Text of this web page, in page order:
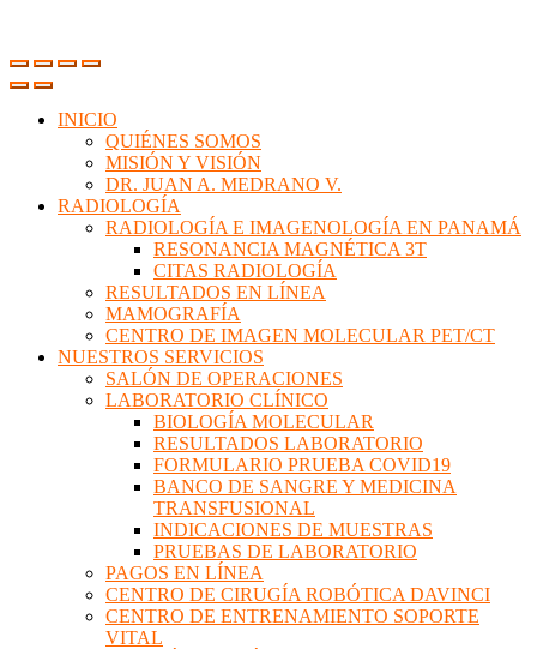
INICIO
QUIÉNES SOMOS
MISIÓN Y VISIÓN
DR. JUAN A. MEDRANO V.
RADIOLOGÍA
RADIOLOGÍA E IMAGENOLOGÍA EN PANAMÁ
RESONANCIA MAGNÉTICA 3T
CITAS RADIOLOGÍA
RESULTADOS EN LÍNEA
MAMOGRAFÍA
CENTRO DE IMAGEN MOLECULAR PET/CT
NUESTROS SERVICIOS
SALÓN DE OPERACIONES
LABORATORIO CLÍNICO
BIOLOGÍA MOLECULAR
RESULTADOS LABORATORIO
FORMULARIO PRUEBA COVID19
BANCO DE SANGRE Y MEDICINA
TRANSFUSIONAL
INDICACIONES DE MUESTRAS
PRUEBAS DE LABORATORIO
PAGOS EN LÍNEA
CENTRO DE CIRUGÍA ROBÓTICA DAVINCI
CENTRO DE ENTRENAMIENTO SOPORTE
VITAL